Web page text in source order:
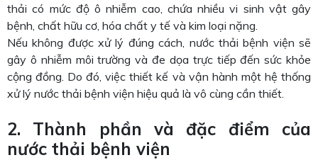
thải có mức độ ô nhiễm cao, chứa nhiều vi sinh vật gây
bệnh, chất hữu cơ, hóa chất y tế và kim loại nặng.
Nếu không được xử lý đúng cách, nước thải bệnh viện sẽ
gây ô nhiễm môi trường và đe dọa trực tiếp đến sức khỏe
cộng đồng. Do đó, việc thiết kế và vận hành một hệ thống
xử lý nước thải bệnh viện hiệu quả là vô cùng cần thiết.
2. Thành phần và đặc điểm của
nước thải bệnh viện